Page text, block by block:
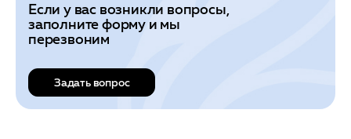
Если у вас возникли вопросы,
заполните форму и мы
перезвоним
Задать вопрос